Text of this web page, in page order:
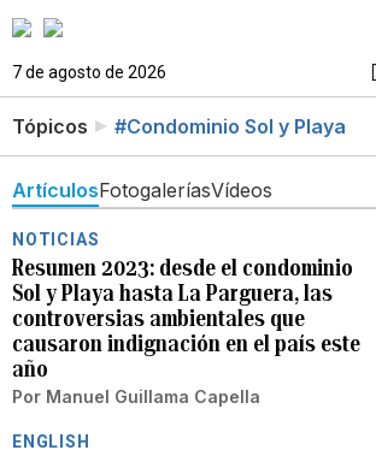
7 de agosto de 2026
Tópicos #Condominio Sol y Playa
ArtículosFotogaleríasVídeos
NOTICIAS
Resumen 2023: desde el condominio
Sol y Playa hasta La Parguera, las
controversias ambientales que
causaron indignación en el país este
año
Por Manuel Guillama Capella
ENGLISH